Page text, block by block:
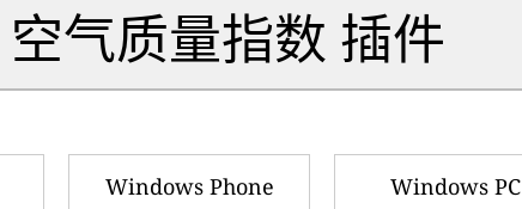
气质量指数 插件
Windows Phone Windows PC